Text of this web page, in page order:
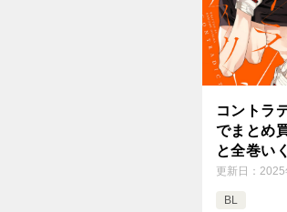
コントラ
でまとめ
と全巻い
更新日： 2025
BL